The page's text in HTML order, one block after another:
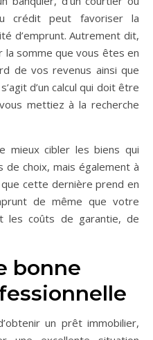
crédit peut favoriser la
d’emprunt. Autrement dit,
somme que vous êtes en
de vos revenus ainsi que
d’un calcul qui doit être
mettiez à la recherche
mieux cibler les biens qui
choix, mais également à
cette dernière prend en
de même que votre
les coûts de garantie, de
bonne
un prêt immobilier,